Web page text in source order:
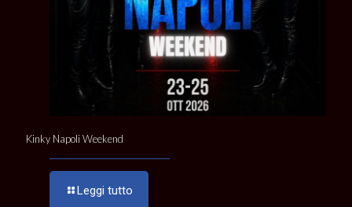
Kinky Napoli Weekend
Leggi tutto